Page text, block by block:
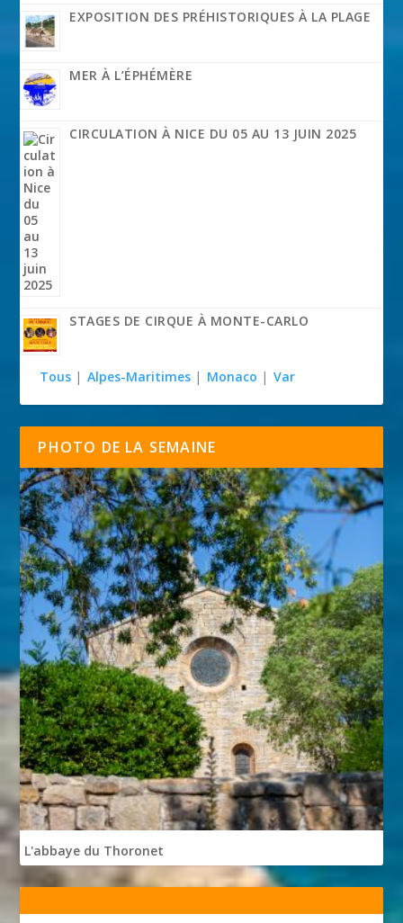
EXPOSITION DES PRÉHISTORIQUES À LA PLAGE
MER À L’ÉPHÉMÈRE
CIRCULATION À NICE DU 05 AU 13 JUIN 2025
STAGES DE CIRQUE À MONTE-CARLO
Tous | Alpes-Maritimes | Monaco | Var
PHOTO DE LA SEMAINE
L'abbaye du Thoronet